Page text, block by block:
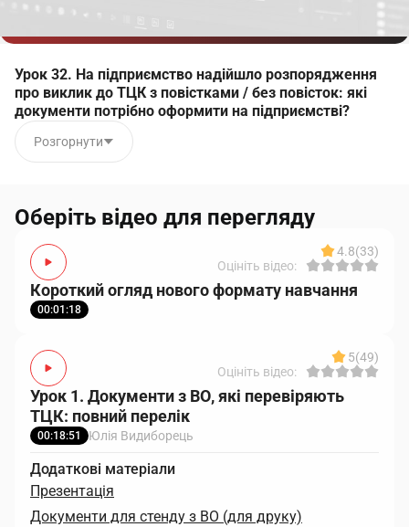
Урок 32. На підприємство надійшло розпорядження
про виклик до ТЦК з повістками / без повісток: які
документи потрібно оформити на підприємстві?
Розгорнути
Оберіть відео для перегляду
4.8(33)
Оцініть відео:
Короткий огляд нового формату навчання
00:01:18
5(49)
Оцініть відео:
Урок 1. Документи з ВО, які перевіряють
ТЦК: повний перелік
00:18:51 Юлія Видиборець
Додаткові матеріали
Презентація
Документи для стенду з ВО (для друку)